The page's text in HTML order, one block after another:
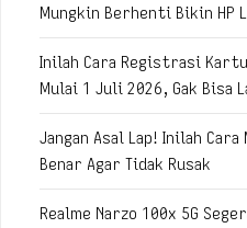
Mungkin Berhenti Bikin HP
Inilah Cara Registrasi
Mulai 1 Juli 2026, Gak Bisa
Jangan Asal Lap! Inilah Cara
Benar Agar Tidak Rusak
Realme Narzo 100x 5G